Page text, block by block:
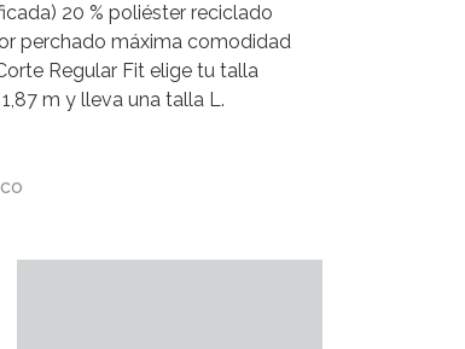
20 % poliéster reciclado
perchado máxima comodidad
Regular Fit elige tu talla
m y lleva una talla L.